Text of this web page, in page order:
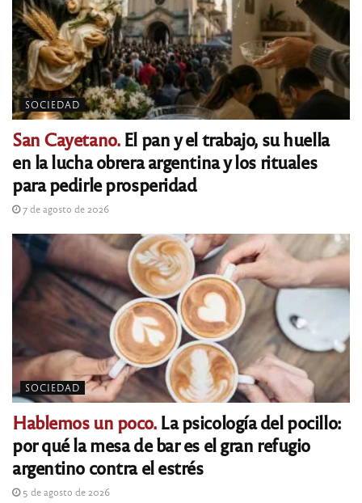
SOCIEDAD
San Cayetano.El pan y el trabajo, su huella
en la lucha obrera argentina y los rituales
para pedirle prosperidad
7 de agosto de 2026
SOCIEDAD
Hablemos un poco.La psicología del pocillo:
por qué la mesa de bar es el gran refugio
argentino contra el estrés
5 de agosto de 2026